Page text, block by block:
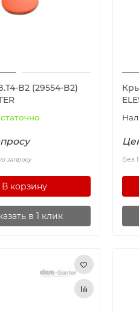
B2 (29554-B2)
запросу
В корзину
в 1 клик
Без